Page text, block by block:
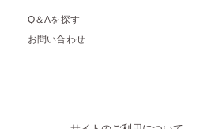
Q＆Aを探す
お問い合わせ